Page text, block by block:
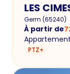
LES
Germ (65240)
À partir de
PTZ+